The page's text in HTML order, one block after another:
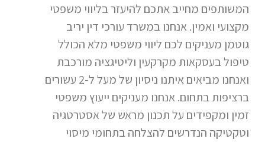
המשותפים מחייב אתכם להיעזר בליווי משפטי
מקצועי ואמין. אנחנו במשרד עורכי דין יריב
גוטמן מעניקים לכם ליווי משפטי מלא הכולל
טיפול בעסקאות מקרקעין וליטיגציה מורכבת
ואנחנו מביאים איתנו ניסיון של מעל ל-2 עשורים
ברציפות בתחום. אנחנו מעניקים ייעוץ משפטי
זמין ומקפידים על תכנון מראש של אסטרטגיה
וטקטיקה הנדרשים להצלחה בתחומי מיסוי